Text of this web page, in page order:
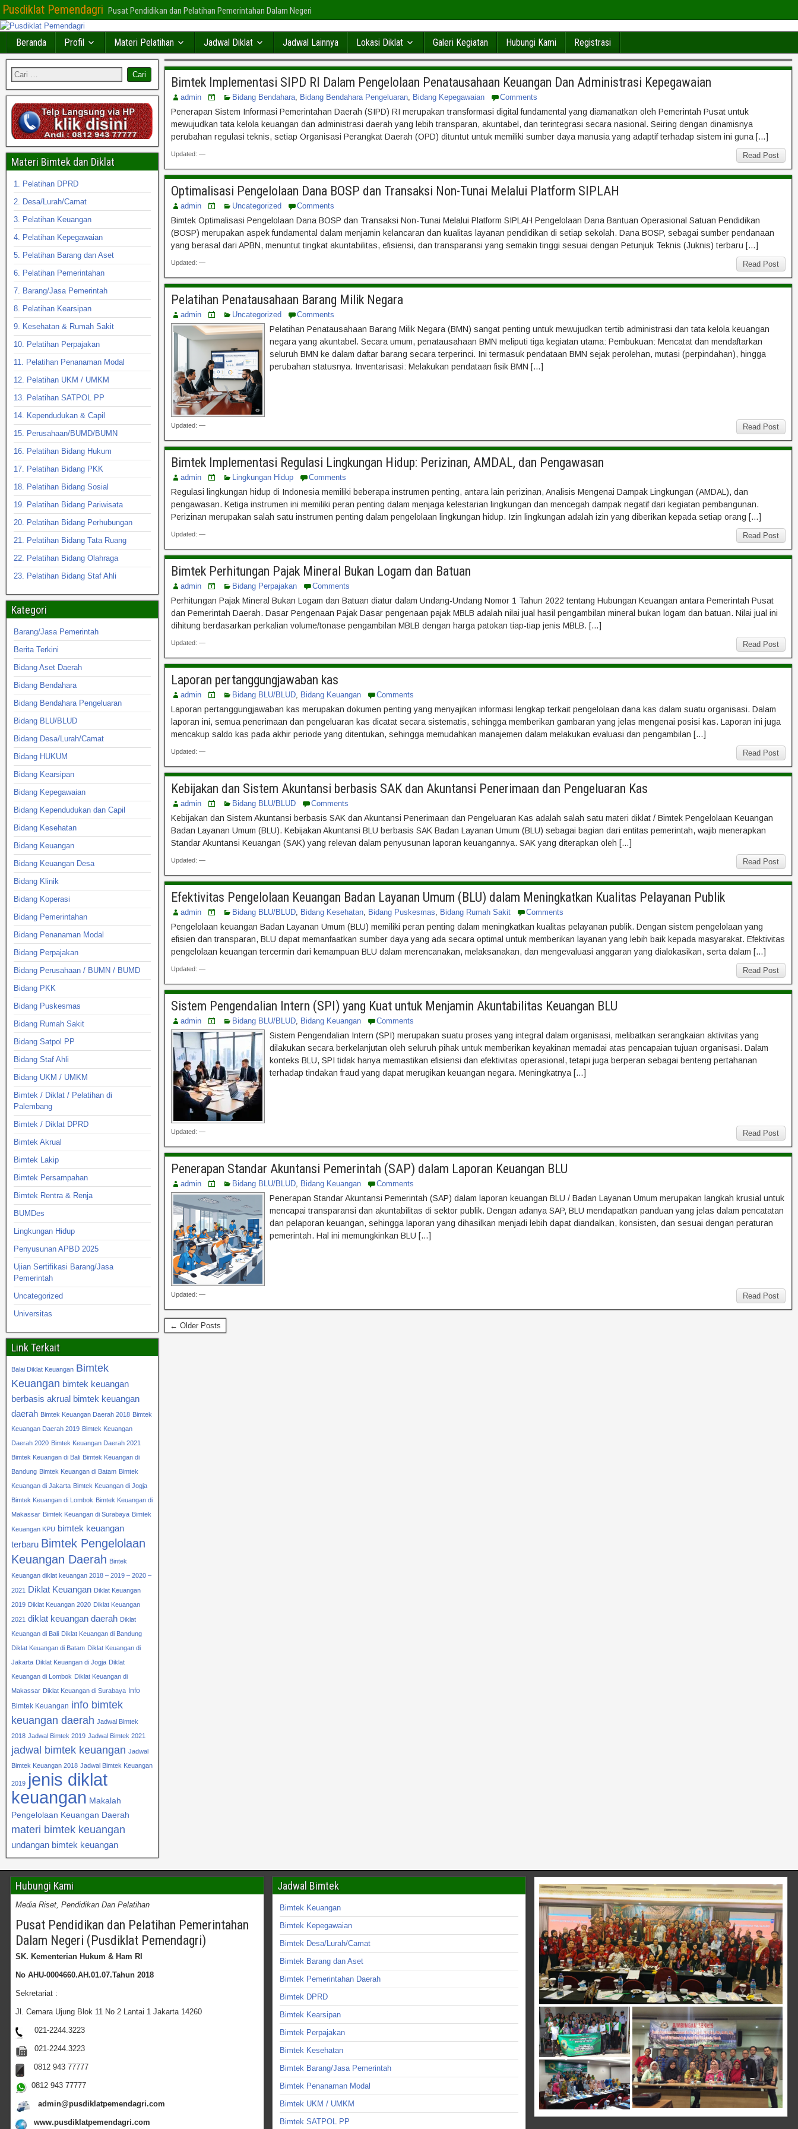
Pusdiklat Pemendagri Pusat Pendidikan dan Pelatihan Pemerintahan Dalam Negeri
Beranda Profil Materi Pelatihan Jadwal Diklat Jadwal Lainnya Lokasi Diklat Galeri Kegiatan Hubungi Kami Registrasi
Bimtek Implementasi SIPD RI Dalam Pengelolaan Penatausahaan Keuangan Dan Administrasi Kepegawaian
admin Bidang Bendahara, Bidang Bendahara Pengeluaran, Bidang Kepegawaian Comments
Penerapan Sistem Informasi Pemerintahan Daerah (SIPD) RI merupakan transformasi digital fundamental yang diamanatkan oleh Pemerintah Pusat untuk
mewujudkan tata kelola keuangan dan administrasi daerah yang lebih transparan, akuntabel, dan terintegrasi secara nasional. Seiring dengan dinamisnya
perubahan regulasi teknis, setiap Organisasi Perangkat Daerah (OPD) dituntut untuk memiliki sumber daya manusia yang adaptif terhadap sistem ini guna […]
Read Post
Updated: —
Optimalisasi Pengelolaan Dana BOSP dan Transaksi Non-Tunai Melalui Platform SIPLAH
admin Uncategorized Comments
Bimtek Optimalisasi Pengelolaan Dana BOSP dan Transaksi Non-Tunai Melalui Platform SIPLAH Pengelolaan Dana Bantuan Operasional Satuan Pendidikan
(BOSP) merupakan aspek fundamental dalam menjamin kelancaran dan kualitas layanan pendidikan di setiap sekolah. Dana BOSP, sebagai sumber pendanaan
yang berasal dari APBN, menuntut tingkat akuntabilitas, efisiensi, dan transparansi yang semakin tinggi sesuai dengan Petunjuk Teknis (Juknis) terbaru […]
Read Post
Updated: —
Pelatihan Penatausahaan Barang Milik Negara
admin Uncategorized Comments
Pelatihan Penatausahaan Barang Milik Negara (BMN) sangat penting untuk mewujudkan tertib administrasi dan tata kelola keuangan
negara yang akuntabel. Secara umum, penatausahaan BMN meliputi tiga kegiatan utama: Pembukuan: Mencatat dan mendaftarkan
seluruh BMN ke dalam daftar barang secara terperinci. Ini termasuk pendataan BMN sejak perolehan, mutasi (perpindahan), hingga
perubahan statusnya. Inventarisasi: Melakukan pendataan fisik BMN […]
Read Post
Updated: —
Bimtek Implementasi Regulasi Lingkungan Hidup: Perizinan, AMDAL, dan Pengawasan
admin Lingkungan Hidup Comments
Regulasi lingkungan hidup di Indonesia memiliki beberapa instrumen penting, antara lain perizinan, Analisis Mengenai Dampak Lingkungan (AMDAL), dan
pengawasan. Ketiga instrumen ini memiliki peran penting dalam menjaga kelestarian lingkungan dan mencegah dampak negatif dari kegiatan pembangunan.
Perizinan merupakan salah satu instrumen penting dalam pengelolaan lingkungan hidup. Izin lingkungan adalah izin yang diberikan kepada setiap orang […]
Read Post
Updated: —
Bimtek Perhitungan Pajak Mineral Bukan Logam dan Batuan
admin Bidang Perpajakan Comments
Perhitungan Pajak Mineral Bukan Logam dan Batuan diatur dalam Undang-Undang Nomor 1 Tahun 2022 tentang Hubungan Keuangan antara Pemerintah Pusat
dan Pemerintah Daerah. Dasar Pengenaan Pajak Dasar pengenaan pajak MBLB adalah nilai jual hasil pengambilan mineral bukan logam dan batuan. Nilai jual ini
dihitung berdasarkan perkalian volume/tonase pengambilan MBLB dengan harga patokan tiap-tiap jenis MBLB. […]
Read Post
Updated: —
Laporan pertanggungjawaban kas
admin Bidang BLU/BLUD, Bidang Keuangan Comments
Laporan pertanggungjawaban kas merupakan dokumen penting yang menyajikan informasi lengkap terkait pengelolaan dana kas dalam suatu organisasi. Dalam
laporan ini, semua penerimaan dan pengeluaran kas dicatat secara sistematis, sehingga memberikan gambaran yang jelas mengenai posisi kas. Laporan ini juga
mencakup saldo kas pada akhir periode yang ditentukan, sehingga memudahkan manajemen dalam melakukan evaluasi dan pengambilan […]
Read Post
Updated: —
Kebijakan dan Sistem Akuntansi berbasis SAK dan Akuntansi Penerimaan dan Pengeluaran Kas
admin Bidang BLU/BLUD Comments
Kebijakan dan Sistem Akuntansi berbasis SAK dan Akuntansi Penerimaan dan Pengeluaran Kas adalah salah satu materi diklat / Bimtek Pengelolaan Keuangan
Badan Layanan Umum (BLU). Kebijakan Akuntansi BLU berbasis SAK Badan Layanan Umum (BLU) sebagai bagian dari entitas pemerintah, wajib menerapkan
Standar Akuntansi Keuangan (SAK) yang relevan dalam penyusunan laporan keuangannya. SAK yang diterapkan oleh […]
Read Post
Updated: —
Efektivitas Pengelolaan Keuangan Badan Layanan Umum (BLU) dalam Meningkatkan Kualitas Pelayanan Publik
admin Bidang BLU/BLUD, Bidang Kesehatan, Bidang Puskesmas, Bidang Rumah Sakit Comments
Pengelolaan keuangan Badan Layanan Umum (BLU) memiliki peran penting dalam meningkatkan kualitas pelayanan publik. Dengan sistem pengelolaan yang
efisien dan transparan, BLU dapat memanfaatkan sumber daya yang ada secara optimal untuk memberikan layanan yang lebih baik kepada masyarakat. Efektivitas
pengelolaan keuangan tercermin dari kemampuan BLU dalam merencanakan, melaksanakan, dan mengevaluasi anggaran yang dialokasikan, serta dalam […]
Read Post
Updated: —
Sistem Pengendalian Intern (SPI) yang Kuat untuk Menjamin Akuntabilitas Keuangan BLU
admin Bidang BLU/BLUD, Bidang Keuangan Comments
Sistem Pengendalian Intern (SPI) merupakan suatu proses yang integral dalam organisasi, melibatkan serangkaian aktivitas yang
dilakukan secara berkelanjutan oleh seluruh pihak untuk memberikan keyakinan memadai atas pencapaian tujuan organisasi. Dalam
konteks BLU, SPI tidak hanya memastikan efisiensi dan efektivitas operasional, tetapi juga berperan sebagai benteng pertahanan
terhadap tindakan fraud yang dapat merugikan keuangan negara. Meningkatnya […]
Read Post
Updated: —
Penerapan Standar Akuntansi Pemerintah (SAP) dalam Laporan Keuangan BLU
admin Bidang BLU/BLUD, Bidang Keuangan Comments
Penerapan Standar Akuntansi Pemerintah (SAP) dalam laporan keuangan BLU / Badan Layanan Umum merupakan langkah krusial untuk
mencapai transparansi dan akuntabilitas di sektor publik. Dengan adanya SAP, BLU mendapatkan panduan yang jelas dalam pencatatan
dan pelaporan keuangan, sehingga laporan yang dihasilkan menjadi lebih dapat diandalkan, konsisten, dan sesuai dengan peraturan
pemerintah. Hal ini memungkinkan BLU […]
Read Post
Updated: —
← Older Posts
Materi Bimtek dan Diklat
1. Pelatihan DPRD
2. Desa/Lurah/Camat
3. Pelatihan Keuangan
4. Pelatihan Kepegawaian
5. Pelatihan Barang dan Aset
6. Pelatihan Pemerintahan
7. Barang/Jasa Pemerintah
8. Pelatihan Kearsipan
9. Kesehatan & Rumah Sakit
10. Pelatihan Perpajakan
11. Pelatihan Penanaman Modal
12. Pelatihan UKM / UMKM
13. Pelatihan SATPOL PP
14. Kependudukan & Capil
15. Perusahaan/BUMD/BUMN
16. Pelatihan Bidang Hukum
17. Pelatihan Bidang PKK
18. Pelatihan Bidang Sosial
19. Pelatihan Bidang Pariwisata
20. Pelatihan Bidang Perhubungan
21. Pelatihan Bidang Tata Ruang
22. Pelatihan Bidang Olahraga
23. Pelatihan Bidang Staf Ahli
Kategori
Barang/Jasa Pemerintah
Berita Terkini
Bidang Aset Daerah
Bidang Bendahara
Bidang Bendahara Pengeluaran
Bidang BLU/BLUD
Bidang Desa/Lurah/Camat
Bidang HUKUM
Bidang Kearsipan
Bidang Kepegawaian
Bidang Kependudukan dan Capil
Bidang Kesehatan
Bidang Keuangan
Bidang Keuangan Desa
Bidang Klinik
Bidang Koperasi
Bidang Pemerintahan
Bidang Penanaman Modal
Bidang Perpajakan
Bidang Perusahaan / BUMN / BUMD
Bidang PKK
Bidang Puskesmas
Bidang Rumah Sakit
Bidang Satpol PP
Bidang Staf Ahli
Bidang UKM / UMKM
Bimtek / Diklat / Pelatihan di
Palembang
Bimtek / Diklat DPRD
Bimtek Akrual
Bimtek Lakip
Bimtek Persampahan
Bimtek Rentra & Renja
BUMDes
Lingkungan Hidup
Penyusunan APBD 2025
Ujian Sertifikasi Barang/Jasa
Pemerintah
Uncategorized
Universitas
Link Terkait
Balai Diklat Keuangan Bimtek
Keuangan bimtek keuangan
berbasis akrual bimtek keuangan
daerah Bimtek Keuangan Daerah 2018 Bimtek
Keuangan Daerah 2019 Bimtek Keuangan
Daerah 2020 Bimtek Keuangan Daerah 2021
Bimtek Keuangan di Bali Bimtek Keuangan di
Bandung Bimtek Keuangan di Batam Bimtek
Keuangan di Jakarta Bimtek Keuangan di Jogja
Bimtek Keuangan di Lombok Bimtek Keuangan di
Makassar Bimtek Keuangan di Surabaya Bimtek
Keuangan KPU bimtek keuangan
terbaru Bimtek Pengelolaan
Keuangan Daerah Bintek
Keuangan diklat keuangan 2018 – 2019 – 2020 –
2021 Diklat Keuangan Diklat Keuangan
2019 Diklat Keuangan 2020 Diklat Keuangan
2021 diklat keuangan daerah Diklat
Keuangan di Bali Diklat Keuangan di Bandung
Diklat Keuangan di Batam Diklat Keuangan di
Jakarta Diklat Keuangan di Jogja Diklat
Keuangan di Lombok Diklat Keuangan di
Makassar Diklat Keuangan di Surabaya Info
Bimtek Keuangan info bimtek
keuangan daerah Jadwal Bimtek
2018 Jadwal Bimtek 2019 Jadwal Bimtek 2021
jadwal bimtek keuangan Jadwal
Bimtek Keuangan 2018 Jadwal Bimtek Keuangan
2019 jenis diklat
keuangan Makalah
Pengelolaan Keuangan Daerah
materi bimtek keuangan
undangan bimtek keuangan
Hubungi Kami
Media Riset, Pendidikan Dan Pelatihan
Pusat Pendidikan dan Pelatihan Pemerintahan
Dalam Negeri (Pusdiklat Pemendagri)
SK. Kementerian Hukum & Ham RI
No AHU-0004660.AH.01.07.Tahun 2018
Sekretariat :
Jl. Cemara Ujung Blok 11 No 2 Lantai 1 Jakarta 14260
021-2244.3223
021-2244.3223
0812 943 77777
0812 943 77777
admin@pusdiklatpemendagri.com
www.pusdiklatpemendagri.com
Jadwal Bimtek
Bimtek Keuangan
Bimtek Kepegawaian
Bimtek Desa/Lurah/Camat
Bimtek Barang dan Aset
Bimtek Pemerintahan Daerah
Bimtek DPRD
Bimtek Kearsipan
Bimtek Perpajakan
Bimtek Kesehatan
Bimtek Barang/Jasa Pemerintah
Bimtek Penanaman Modal
Bimtek UKM / UMKM
Bimtek SATPOL PP